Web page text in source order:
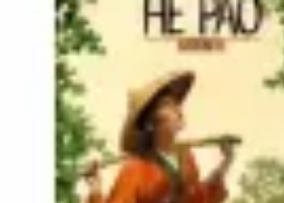
Atlas Géographique
TendancesPerception et UtilisationGuide d'achat
ApprentissageAtlas Thématiques
Atlas Géographique